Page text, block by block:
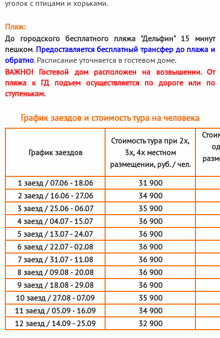
уголок с птицами и хорьками.
Пляж:
До городского бесплатного пляжа "Дельфин" 15 минут
пешком. Предоставляется бесплатный трансфер до плажа и
обратно. Расписание уточняется в гостевом доме.
ВАЖНО! Гостевой дом расположен на возвышении. От
пляжа к ГД подъем осуществляется по дороге или по
ступенькам.
График заездов и стоимость тура на человека
График заездов
Стоимость тура при 2х,
3х, 4х местном
размещении, руб. / чел.
1 заезд / 07.06 - 18.06
31 900
2 заезд / 16.06 - 27.06
34 900
3 заезд / 25.06 - 06.07
35 900
4 заезд / 04.07 - 15.07
36 900
5 заезд / 13.07 - 24.07
36 900
6 заезд / 22.07 - 02.08
36 900
7 заезд / 31.07 - 11.08
36 900
8 заезд / 09.08 - 20.08
36 900
9 заезд / 18.08 - 29.08
36 900
10 заезд / 27.08 - 07.09
35 900
11 заезд / 05.09 - 16.09
34 900
12 заезд / 14.09 - 25.09
32 900